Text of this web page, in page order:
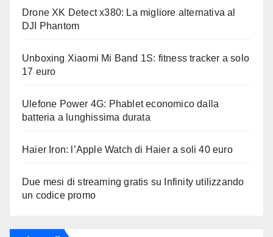
Drone XK Detect x380: La migliore alternativa al
DJI Phantom
Unboxing Xiaomi Mi Band 1S: fitness tracker a solo
17 euro
Ulefone Power 4G: Phablet economico dalla
batteria a lunghissima durata
Haier Iron: l’Apple Watch di Haier a soli 40 euro
Due mesi di streaming gratis su Infinity utilizzando
un codice promo